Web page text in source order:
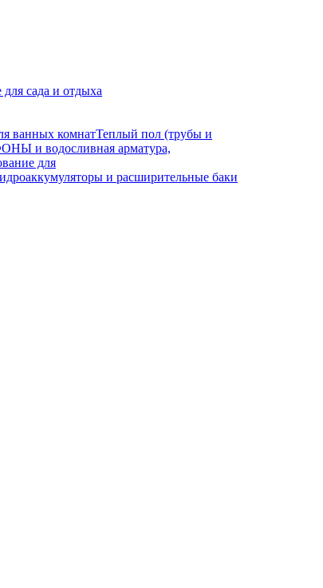
для сада и отдыха
ванных комнатТеплый пол (трубы и
и водосливная арматура,
для
и расширительные баки